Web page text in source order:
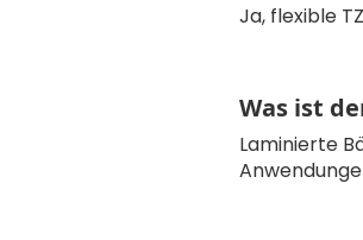
Ja, flexible
Was ist
Laminierte